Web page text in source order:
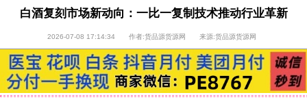
白酒复刻市场新动向：一比一复制技术推动行业革新
2026-07-08 17:14:34 作者:货品源货源网 来源:货品源货源网